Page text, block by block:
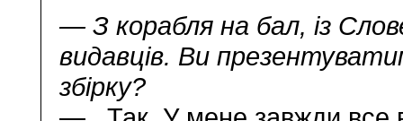
— З корабля на бал, із
видавців. Ви
збірку?